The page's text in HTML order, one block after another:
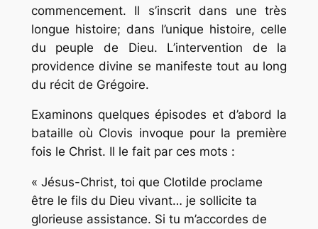
commencement. Il s’inscrit dans une très
longue histoire; dans l’unique histoire, celle
du peuple de Dieu. L’intervention de la
providence divine se manifeste tout au long
du récit de Grégoire.
Examinons quelques épisodes et d’abord la
bataille où Clovis invoque pour la première
fois le Christ. Il le fait par ces mots :
« Jésus-Christ, toi que Clotilde proclame
être le fils du Dieu vivant… je sollicite ta
glorieuse assistance. Si tu m’accordes de